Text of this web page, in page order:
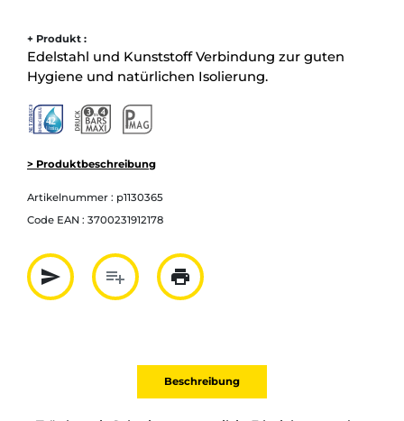
+ Produkt :
Edelstahl und Kunststoff Verbindung zur guten
Hygiene und natürlichen Isolierung.
> Produktbeschreibung
Artikelnummer : p1130365
Code EAN : 3700231912178
send
Partager par mail
playlist_add
Ajouter à la liste
print
Imprimer
Beschreibung